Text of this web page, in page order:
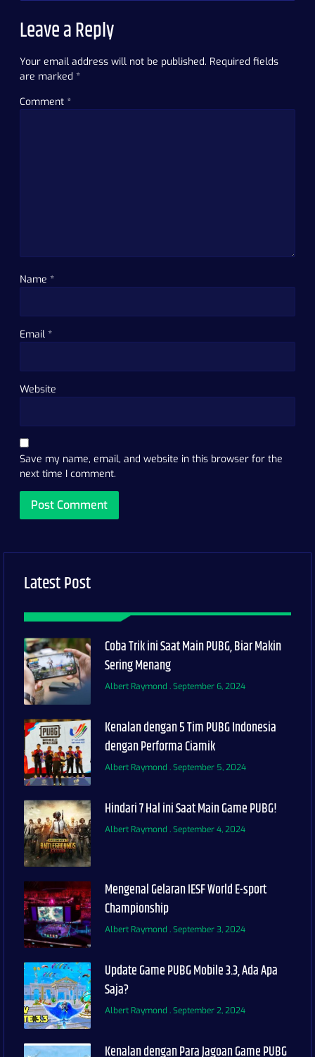
Leave a Reply
Your email address will not be published. Required fields
are marked *
Comment *
Name *
Email *
Website
Save my name, email, and website in this browser for the
next time I comment.
Latest Post
Coba Trik ini Saat Main PUBG, Biar Makin
Sering Menang
Albert Raymond September 6, 2024
Kenalan dengan 5 Tim PUBG Indonesia
dengan Performa Ciamik
Albert Raymond September 5, 2024
Hindari 7 Hal ini Saat Main Game PUBG!
Albert Raymond September 4, 2024
Mengenal Gelaran IESF World E-sport
Championship
Albert Raymond September 3, 2024
Update Game PUBG Mobile 3.3, Ada Apa
Saja?
Albert Raymond September 2, 2024
Kenalan dengan Para Jagoan Game PUBG